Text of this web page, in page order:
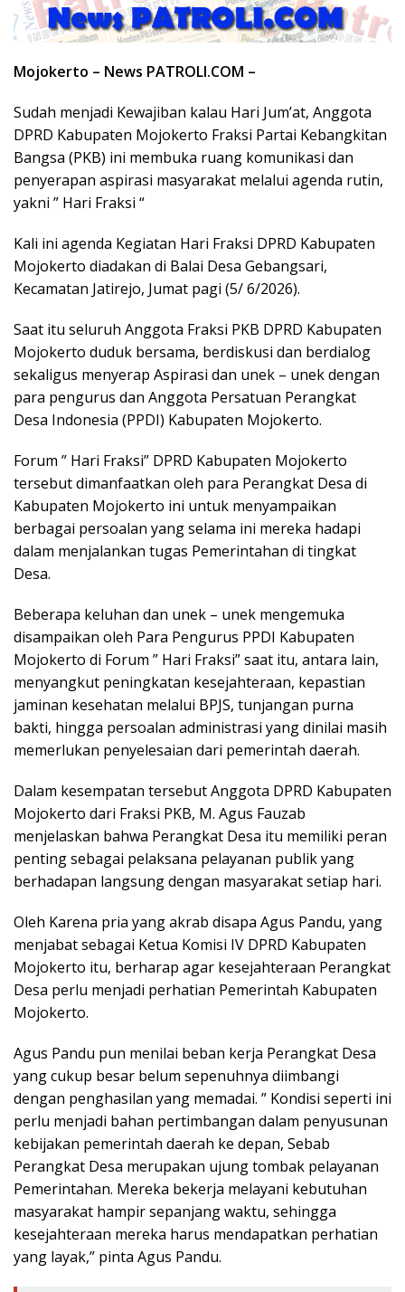
Mojokerto – News PATROLI.COM –
Sudah menjadi Kewajiban kalau Hari Jum’at, Anggota
DPRD Kabupaten Mojokerto Fraksi Partai Kebangkitan
Bangsa (PKB) ini membuka ruang komunikasi dan
penyerapan aspirasi masyarakat melalui agenda rutin,
yakni ” Hari Fraksi “
Kali ini agenda Kegiatan Hari Fraksi DPRD Kabupaten
Mojokerto diadakan di Balai Desa Gebangsari,
Kecamatan Jatirejo, Jumat pagi (5/ 6/2026).
Saat itu seluruh Anggota Fraksi PKB DPRD Kabupaten
Mojokerto duduk bersama, berdiskusi dan berdialog
sekaligus menyerap Aspirasi dan unek – unek dengan
para pengurus dan Anggota Persatuan Perangkat
Desa Indonesia (PPDI) Kabupaten Mojokerto.
Forum ” Hari Fraksi” DPRD Kabupaten Mojokerto
tersebut dimanfaatkan oleh para Perangkat Desa di
Kabupaten Mojokerto ini untuk menyampaikan
berbagai persoalan yang selama ini mereka hadapi
dalam menjalankan tugas Pemerintahan di tingkat
Desa.
Beberapa keluhan dan unek – unek mengemuka
disampaikan oleh Para Pengurus PPDI Kabupaten
Mojokerto di Forum ” Hari Fraksi” saat itu, antara lain,
menyangkut peningkatan kesejahteraan, kepastian
jaminan kesehatan melalui BPJS, tunjangan purna
bakti, hingga persoalan administrasi yang dinilai masih
memerlukan penyelesaian dari pemerintah daerah.
Dalam kesempatan tersebut Anggota DPRD Kabupaten
Mojokerto dari Fraksi PKB, M. Agus Fauzab
menjelaskan bahwa Perangkat Desa itu memiliki peran
penting sebagai pelaksana pelayanan publik yang
berhadapan langsung dengan masyarakat setiap hari.
Oleh Karena pria yang akrab disapa Agus Pandu, yang
menjabat sebagai Ketua Komisi IV DPRD Kabupaten
Mojokerto itu, berharap agar kesejahteraan Perangkat
Desa perlu menjadi perhatian Pemerintah Kabupaten
Mojokerto.
Agus Pandu pun menilai beban kerja Perangkat Desa
yang cukup besar belum sepenuhnya diimbangi
dengan penghasilan yang memadai. ” Kondisi seperti ini
perlu menjadi bahan pertimbangan dalam penyusunan
kebijakan pemerintah daerah ke depan, Sebab
Perangkat Desa merupakan ujung tombak pelayanan
Pemerintahan. Mereka bekerja melayani kebutuhan
masyarakat hampir sepanjang waktu, sehingga
kesejahteraan mereka harus mendapatkan perhatian
yang layak,” pinta Agus Pandu.